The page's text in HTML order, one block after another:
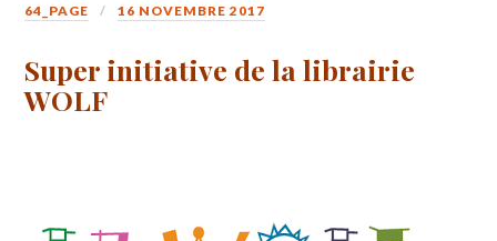
64_PAGE 16 NOVEMBRE 2017
Super initiative de la librairie
WOLF